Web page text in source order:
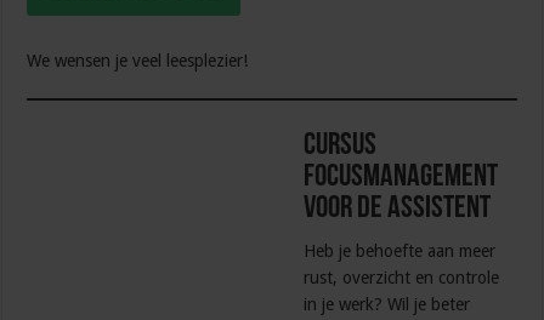
We wensen je veel leesplezier!
Cursus
Focusmanagement
voor de assistent
Heb je behoefte aan meer
rust, overzicht en controle
in je werk? Wil je beter